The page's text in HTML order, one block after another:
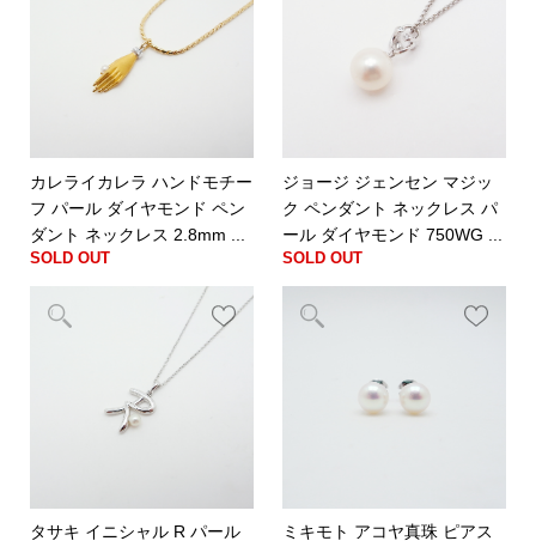
カレライカレラ ハンドモチー
フ パール ダイヤモンド ペン
ダント ネックレス 2.8mm ...
SOLD OUT
ジョージ ジェンセン マジッ
ク ペンダント ネックレス パ
ール ダイヤモンド 750WG ...
SOLD OUT
タサキ イニシャル R パール
ミキモト アコヤ真珠 ピアス